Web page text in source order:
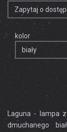
Zapytaj o
kolor
biały
Laguna - lampa
dmuchanego